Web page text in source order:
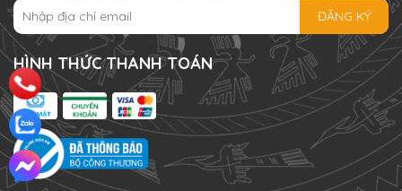
ĐĂNG KÝ
HÌNH THỨC THANH TOÁN